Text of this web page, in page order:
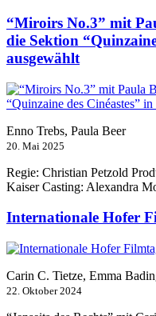
“Miroirs No.3” mit
die Sektion
ausgewählt
Enno Trebs, Paula Beer
20. Mai 2025
Regie: Christian Petzold
Kaiser Casting: Alexandra
Internationale Hofer
Carin C. Tietze, Emma
22. Oktober 2024